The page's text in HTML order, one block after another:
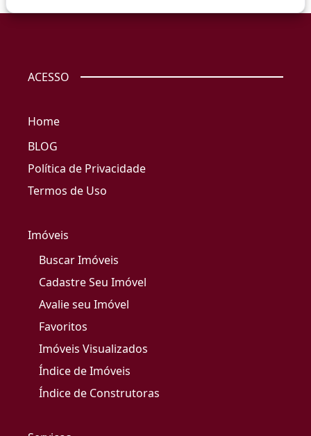
ACESSO
Home
BLOG
Política de Privacidade
Termos de Uso
Imóveis
Buscar Imóveis
Cadastre Seu Imóvel
Avalie seu Imóvel
Favoritos
Imóveis Visualizados
Índice de Imóveis
Índice de Construtoras